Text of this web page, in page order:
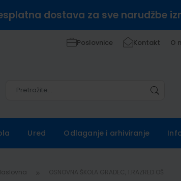
dostava za sve narudžbe
Poslovnice Kontakt O
Ured Odlaganje i arhiviranje